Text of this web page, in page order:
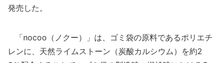
発売した。
「nocoo（ノクー）」は、ゴミ袋の原料であるポリエチ
レンに、天然ライムストーン（炭酸カルシウム）を約2